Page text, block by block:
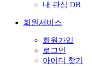
내 관심 DB
회원서비스
회원가입
로그인
아이디 찾기